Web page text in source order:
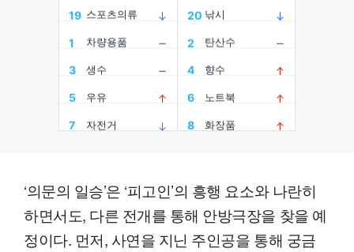
‘의문의 일승’은 ‘피고인’의 흥행 요소와 나란히
하면서도, 다른 전개를 통해 안방극장을 찾을 예
정이다. 먼저, 사연을 지닌 주인공을 통해 궁금